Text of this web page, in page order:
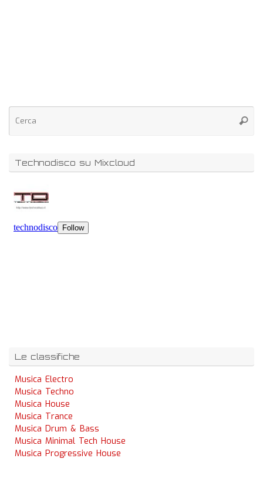
Technodisco su Mixcloud
Le classifiche
Musica Electro
Musica Techno
Musica House
Musica Trance
Musica Drum & Bass
Musica Minimal Tech House
Musica Progressive House